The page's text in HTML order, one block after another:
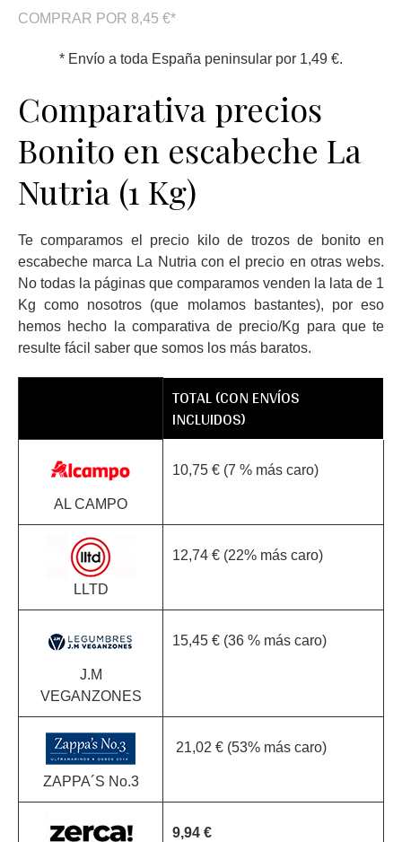
COMPRAR POR 8,45 €*
* Envío a toda España peninsular por 1,49 €.
Comparativa precios
Bonito en escabeche La
Nutria (1 Kg)
Te comparamos el precio kilo de trozos de bonito en
escabeche marca La Nutria con el precio en otras webs.
No todas la páginas que comparamos venden la lata de 1
Kg como nosotros (que molamos bastantes), por eso
hemos hecho la comparativa de precio/Kg para que te
resulte fácil saber que somos los más baratos.
TOTAL (CON ENVÍOS
INCLUIDOS)
AL CAMPO
10,75 € (7 % más caro)
LLTD
12,74 € (22% más caro)
J.M
VEGANZONES
15,45 € (36 % más caro)
ZAPPA´S No.3
21,02 € (53% más caro)
9,94 €